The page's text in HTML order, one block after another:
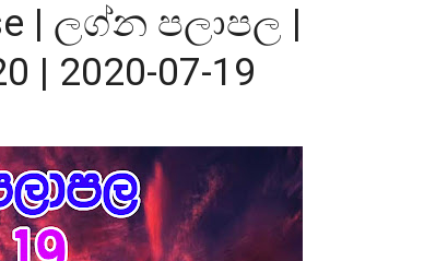
| ලග්න පලාපල |
| 2020-07-19